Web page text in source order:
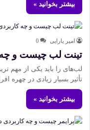
بیشتر بخوانید »
امیر یارایی 0
تینت لب چیست و چه
لب‌های را باید یکی از مهم
تأثیر بسیار زیادی در چهره
بیشتر بخوانید »